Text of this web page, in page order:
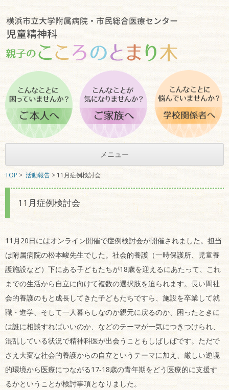
メニュー
TOP > 活動報告 > 11月症例検討会
11月症例検討会
11月20日にはオンライン開催で症例検討会が開催されました。担当
は附属病院の松本峻先生でした。社会的養護（一時保護所、児童養
護施設など）下にある子どもたちが18歳を迎えるにあたって、これ
までの生活から自立に向けて複数の選択肢を迫られます。長い間社
会的養護のもと成長してきた子どもたちですら、施設を卒業して就
職・進学、そして一人暮らしなのか親元に戻るのか、困ったときに
は誰に相談すればいいのか、などのテーマが一気につきつけられ、
混乱している状況で精神科医が出会うこともしばしばです。ただで
さえ大変な社会的養護からの自立というテーマに加え、厳しい逆境
的環境から医療につながる17‐18歳の青年期をどう医療的に支援す
るかということが検討事項となりました。